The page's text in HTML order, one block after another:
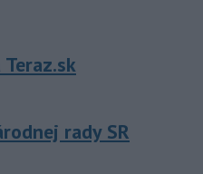
rady SR